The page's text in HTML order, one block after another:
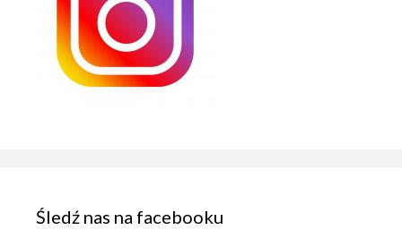
Śledź nas na facebooku